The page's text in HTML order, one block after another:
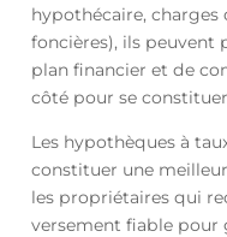
hypothécaire,
foncières), ils peuvent
plan financier et de
côté pour se
Les hypothèques à
constituer une
les propriétaires qui
versement fiable pour